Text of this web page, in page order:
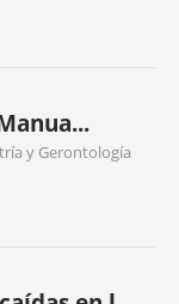
y Gerontología